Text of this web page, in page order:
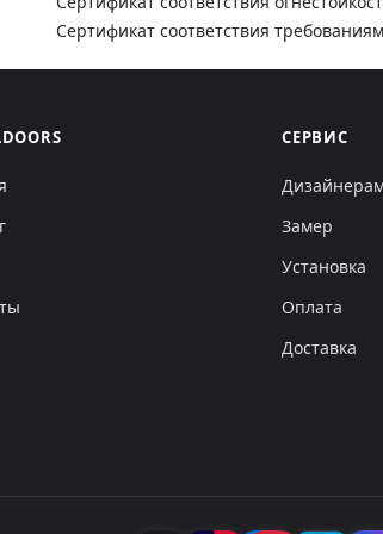
Сертификат соответствия
СЕРВИС
Замер
Установка
Оплата
Доставка